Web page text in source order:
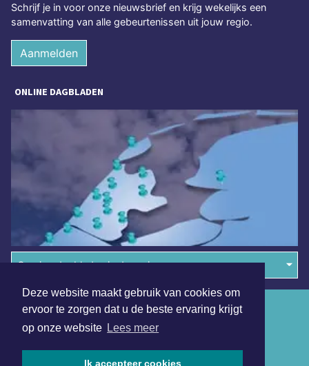
Deze website maakt gebruik van cookies om
ervoor te zorgen dat u de beste ervaring krijgt
op onze website Lees meer
Ik accepteer cookies
Schrijf je in voor onze nieuwsbrief en krijg wekelijks een
samenvatting van alle gebeurtenissen uit jouw regio.
Aanmelden
ONLINE DAGBLADEN
Overige dagbladen in de regio
Algemene voorwaarden
Disclaimer